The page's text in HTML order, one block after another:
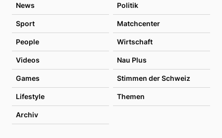
News Politik
Sport Matchcenter
People Wirtschaft
Videos Nau Plus
Games Stimmen der Schweiz
Lifestyle Themen
Archiv